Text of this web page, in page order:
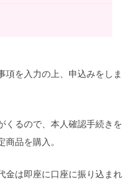
項を入力の上、申込みをしま
くるので、本人確認手続きを
品を購入。
金は即座に口座に振り込まれ